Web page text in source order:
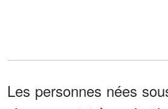
Les personnes nées